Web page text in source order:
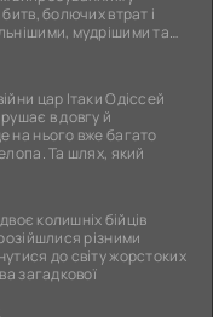
болючих втрат і
мудрішими та
цар Ітаки Одіссей
в довгу й
на нього вже багато
Та шлях, який
колишніх бійців
різними
до світу жорстоких
загадкової